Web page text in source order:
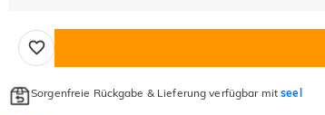
Sorgenfreie Rückgabe & Lieferung verfügbar mitseel